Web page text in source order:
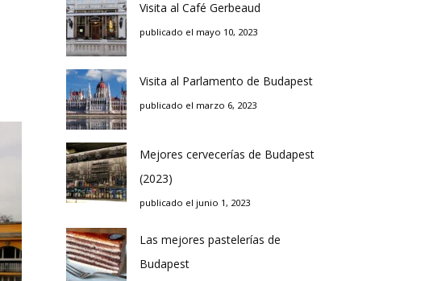
Visita al Café Gerbeaud
publicado el mayo 10, 2023
Visita al Parlamento de Budapest
publicado el marzo 6, 2023
Mejores cervecerías de Budapest
(2023)
publicado el junio 1, 2023
Las mejores pastelerías de
Budapest